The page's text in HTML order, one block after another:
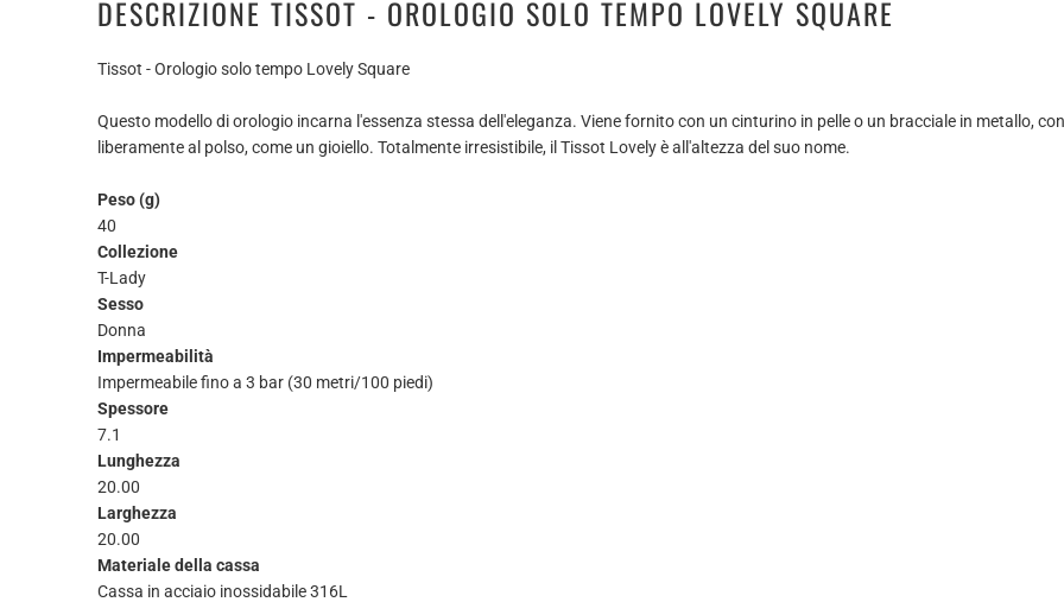
DESCRIZIONE TISSOT - OROLOGIO SOLO TEMPO LOVELY SQUARE
Tissot - Orologio solo tempo Lovely Square
Questo modello di orologio incarna l'essenza stessa dell'eleganza. Viene fornito con un cinturino in pelle o un bracciale in metallo,
liberamente al polso, come un gioiello. Totalmente irresistibile, il Tissot Lovely è all'altezza del suo nome.
Peso (g)
40
Collezione
T-Lady
Sesso
Donna
Impermeabilità
Impermeabile fino a 3 bar (30 metri/100 piedi)
Spessore
7.1
Lunghezza
20.00
Larghezza
20.00
Materiale della cassa
Cassa in acciaio inossidabile 316L